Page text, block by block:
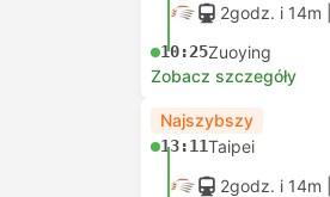
2godz. i 14m
10:25Zuoying
Zobacz szczegóły
Najszybszy
13:11Taipei
2godz. i 14m